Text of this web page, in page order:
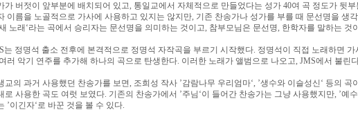
가 버젓이 앞부분에 배치되어 있고, 통일교에서 자체적으로 만들었다는 성가 40여 곡 정도가 뒷
이름을 노골적으로 가사에 사용하고 있지는 않지만, 기존 찬송가나 성가를 부를 때 문선명을 생
노래 ‘라는 곡에서 승리자는 문선명을 의미하는 것이고, 참부모님은 문선명, 한학자를 말하는 것
는 정명석 출소 전후에 본격적으로 정명석 자작곡을 부르기 시작했다. 정명석이 직접 노래하면
러 악기 연주를 추가해 하나의 곡으로 탄생한다. 이러한 노래가 앨범으로 나오고, JMS에서 불린
교의 과거 사용했던 찬송가를 보면, 조희성 작사 ’감람나무 우리엄마‘, ’생수와 이슬성신 ‘ 등의 곡
로 사용한 곡도 여럿 보였다. 기존의 찬송가에서 ’주님 ‘이 들어간 찬송가는 그냥 사용했지만, ’예수
’이긴자‘로 바꾼 것을 볼 수 있다.